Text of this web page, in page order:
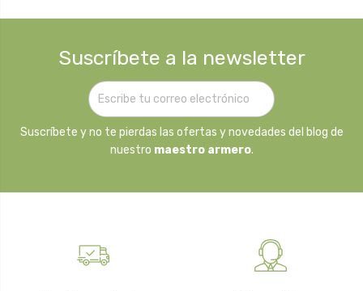
Suscríbete a la newsletter
Suscríbete y no te pierdas las ofertas y novedades del blog de
nuestro maestro armero.